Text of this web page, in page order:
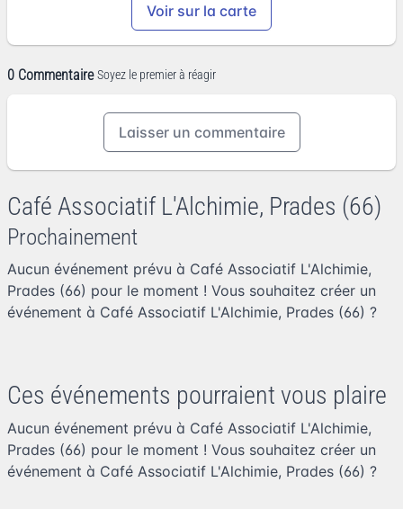
Voir sur la carte
0 Commentaire Soyez le premier à réagir
Laisser un commentaire
Café Associatif L'Alchimie, Prades (66)
Prochainement
Aucun événement prévu à Café Associatif L'Alchimie,
Prades (66) pour le moment ! Vous souhaitez créer un
événement à Café Associatif L'Alchimie, Prades (66) ?
Ces événements pourraient vous plaire
Aucun événement prévu à Café Associatif L'Alchimie,
Prades (66) pour le moment ! Vous souhaitez créer un
événement à Café Associatif L'Alchimie, Prades (66) ?